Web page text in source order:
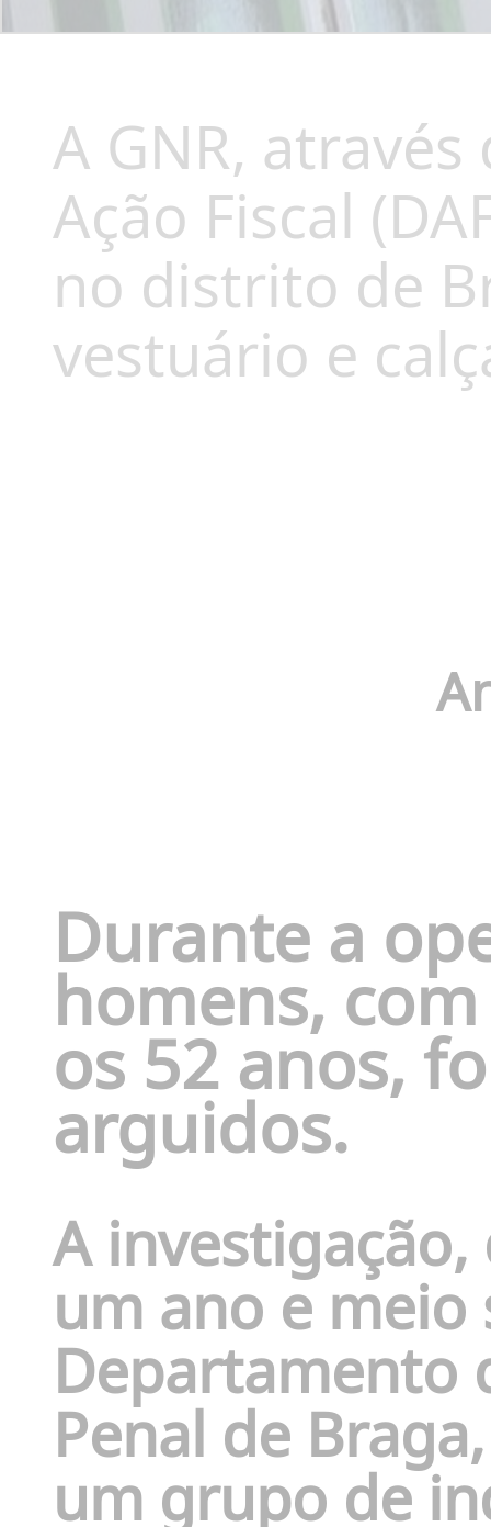
A GNR,
Ação Fiscal
no distrito de
vestuário e
Durante a
homens,
os 52 anos,
arguidos.
A
um ano e
Departamento
Penal de
um grupo de